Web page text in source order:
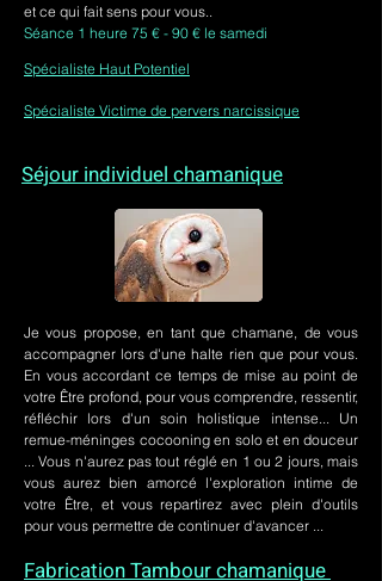
et ce qui fait sens pour vous..
Séance 1 heure 75 € - 90 € le samedi
Spécialiste Haut Potentiel
Spécialiste Victime de pervers narcissique
Séjour individuel chamanique
Je vous propose, en tant que chamane, de vous
accompagner lors d'une halte rien que pour vous.
En vous accordant ce temps de mise au point de
votre Être profond, pour vous comprendre, ressentir,
réfléchir lors d'un soin holistique intense... Un
remue-méninges cocooning en solo et en douceur
... Vous n'aurez pas tout réglé en 1 ou 2 jours, mais
vous aurez bien amorcé l'exploration intime de
votre Être, et vous repartirez avec plein d'outils
pour vous permettre de continuer d'avancer ...
Fabrication Tambour chamanique